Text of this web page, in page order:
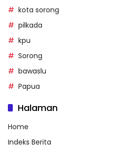
kota sorong
pilkada
kpu
Sorong
bawaslu
Papua
Halaman
Home
Indeks Berita